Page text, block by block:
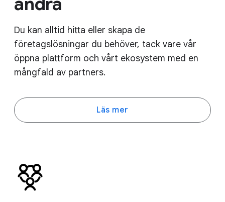
Du kan alltid hitta eller skapa de
företagslösningar du behöver, tack vare vår
öppna plattform och vårt ekosystem med en
mångfald av partners.
Läs mer